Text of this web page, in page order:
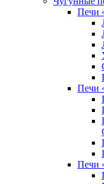
Печи
Печи
Печи